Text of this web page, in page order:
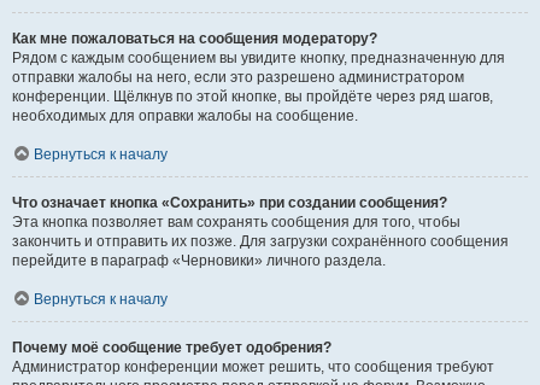
Как мне пожаловаться на сообщения модератору?
Рядом с каждым сообщением вы увидите кнопку, предназначенную для
отправки жалобы на него, если это разрешено администратором
конференции. Щёлкнув по этой кнопке, вы пройдёте через ряд шагов,
необходимых для оправки жалобы на сообщение.
Вернуться к началу
Что означает кнопка «Сохранить» при создании сообщения?
Эта кнопка позволяет вам сохранять сообщения для того, чтобы
закончить и отправить их позже. Для загрузки сохранённого сообщения
перейдите в параграф «Черновики» личного раздела.
Вернуться к началу
Почему моё сообщение требует одобрения?
Администратор конференции может решить, что сообщения требуют